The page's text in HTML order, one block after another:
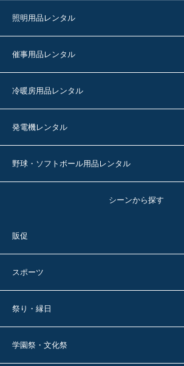
照明用品レンタル
催事用品レンタル
冷暖房用品レンタル
発電機レンタル
野球・ソフトボール用品レンタル
シーンから探す
販促
スポーツ
祭り・縁日
学園祭・文化祭